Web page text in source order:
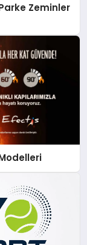
Zeminler